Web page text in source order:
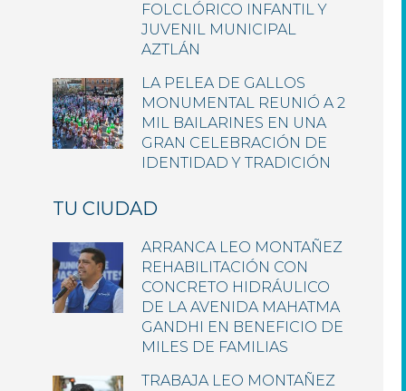
FOLCLÓRICO INFANTIL Y
JUVENIL MUNICIPAL
AZTLÁN
LA PELEA DE GALLOS
MONUMENTAL REUNIÓ A 2
MIL BAILARINES EN UNA
GRAN CELEBRACIÓN DE
IDENTIDAD Y TRADICIÓN
TU CIUDAD
ARRANCA LEO MONTAÑEZ
REHABILITACIÓN CON
CONCRETO HIDRÁULICO
DE LA AVENIDA MAHATMA
GANDHI EN BENEFICIO DE
MILES DE FAMILIAS
TRABAJA LEO MONTAÑEZ